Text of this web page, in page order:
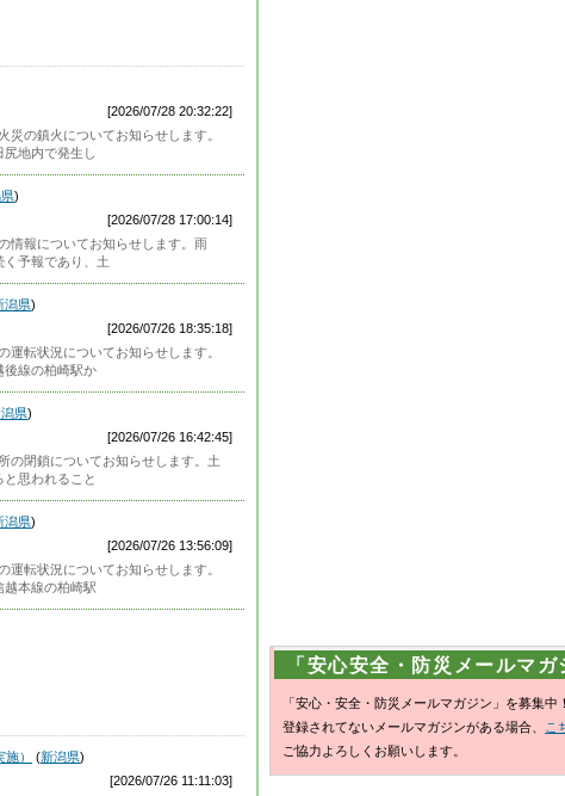
[2026/07/28 20:32:22]
災の鎮火についてお知らせします。
尻地内で発生し
)
[2026/07/28 17:00:14]
情報についてお知らせします。雨
予報であり、土
潟県)
[2026/07/26 18:35:18]
運転状況についてお知らせします。
後線の柏崎駅か
潟県)
[2026/07/26 16:42:45]
の閉鎖についてお知らせします。土
思われること
潟県)
[2026/07/26 13:56:09]
運転状況についてお知らせします。
本線の柏崎駅
） (新潟県)
[2026/07/26 11:11:03]
「安心安全・防災メールマ
「安心・安全・防災メールマガジン」を募集中！
登録されてないメールマガジンがある場合、
こ
ご協力よろしくお願いします。